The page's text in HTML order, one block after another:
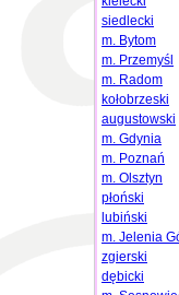
siedlecki
m. Bytom
m. Przemyśl
m. Radom
kołobrzeski
augustowski
m. Gdynia
m. Poznań
m. Olsztyn
płoński
lubiński
m. Jelenia
zgierski
dębicki